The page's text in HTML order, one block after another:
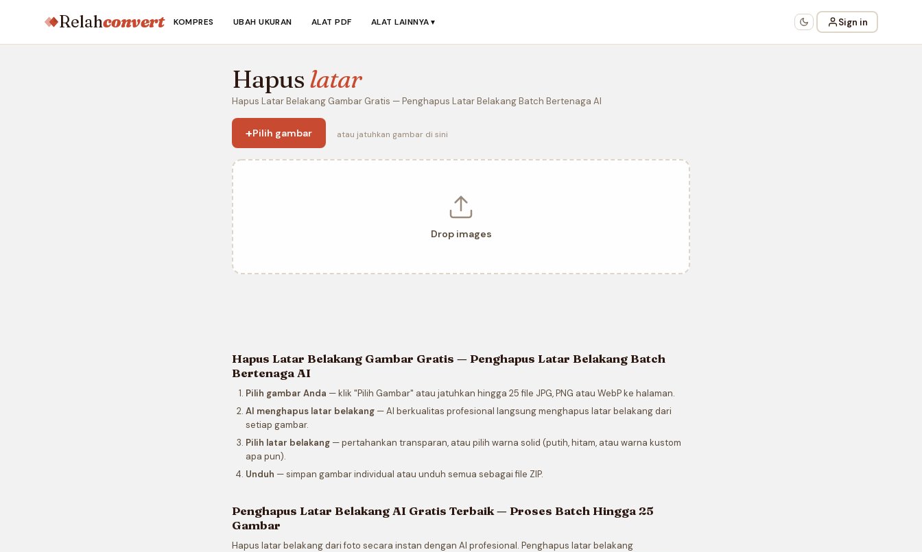
Relahconvert KOMPRES UBAH UKURAN ALAT PDF ALAT LAINNYA ▼ Sign in
Hapus latar
Hapus Latar Belakang Gambar Gratis — Penghapus Latar Belakang Batch Bertenaga AI
+Pilih gambar atau jatuhkan gambar di sini
Drop images
Hapus Latar Belakang Gambar Gratis — Penghapus Latar Belakang Batch
Bertenaga AI
Pilih gambar Anda — klik "Pilih Gambar" atau jatuhkan hingga 25 file JPG, PNG atau WebP ke halaman.
AI menghapus latar belakang — AI berkualitas profesional langsung menghapus latar belakang dari
setiap gambar.
Pilih latar belakang — pertahankan transparan, atau pilih warna solid (putih, hitam, atau warna kustom
apa pun).
Unduh — simpan gambar individual atau unduh semua sebagai file ZIP.
Penghapus Latar Belakang AI Gratis Terbaik — Proses Batch Hingga 25
Gambar
Hapus latar belakang dari foto secara instan dengan AI profesional. Penghapus latar belakang